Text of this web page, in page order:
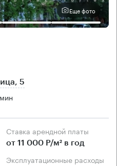
Еще фото
5
Ставка арендной платы
от 11 000 Р/м² в год
Эксплуатационные расходы